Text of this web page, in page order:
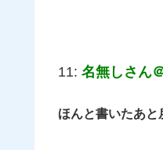
11: 名無しさん
ほんと書いたあ